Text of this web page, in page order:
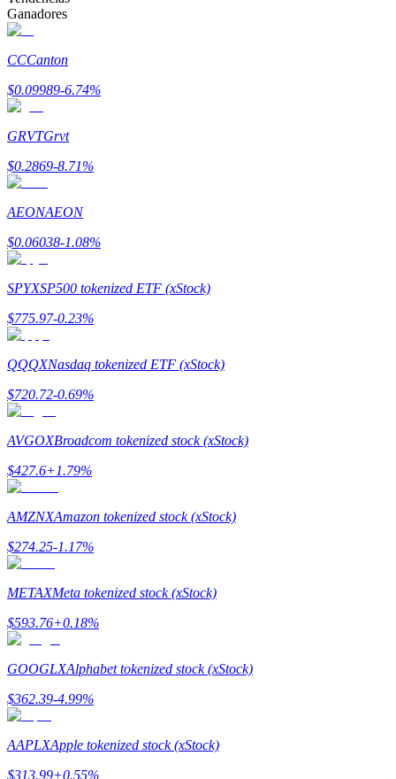
Gana recompensas competitivas diariamente
Staking
Alta rentabilidad y acceso instantáneo
Ganadores
CCCanton
$0.09989-6.74%
GRVTGrvt
$0.2869-8.71%
AEONAEON
$0.06038-1.08%
SPYXSP500 tokenized ETF (xStock)
$775.97-0.23%
QQQXNasdaq tokenized ETF (xStock)
$720.72-0.69%
AVGOXBroadcom tokenized stock (xStock)
$427.6+1.79%
AMZNXAmazon tokenized stock (xStock)
$274.25-1.17%
METAXMeta tokenized stock (xStock)
$593.76+0.18%
GOOGLXAlphabet tokenized stock (xStock)
$362.39-4.99%
AAPLXApple tokenized stock (xStock)
$313.99+0.55%